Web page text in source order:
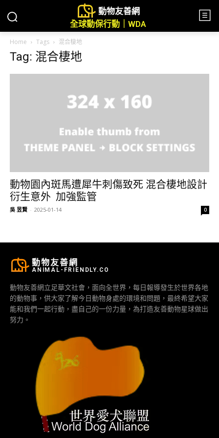
動物友善網
全球動保行動｜WDA
Home Tags 混合棲地
Tag: 混合棲地
動物園內斑馬遭犀牛刺傷致死 混合棲地設計
衍生意外 加強監管
吳 昱賢 - 2025-01-14 0
動物友善網
ANIMAL-FRIENDLY.CO
動物友善網立足華文社會，面向全世界，每日報導發生於世界各地
的動物事，供大家了解今日動物身處的環境和問題，最終希望大家
能和我們一起行動，盡自己的一份力量，為打造友善動物星球做出
努力。